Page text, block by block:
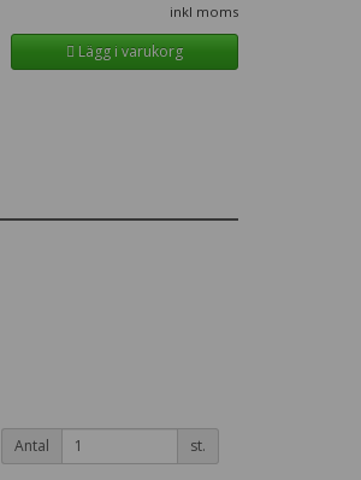
inkl moms
Lägg i varukorg
Antal st.